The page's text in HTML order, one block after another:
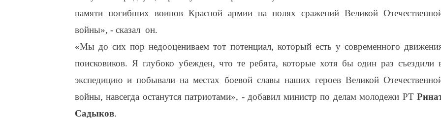
памяти погибших воинов Красной армии на полях сражений Великой
войны», - сказал он.
«Мы до сих пор недооцениваем тот потенциал, который есть у современного
поисковиков. Я глубоко убежден, что те ребята, которые хотя бы один раз съездили
экспедицию и побывали на местах боевой славы наших героев Великой
войны, навсегда останутся патриотами», - добавил министр по делам молодежи РТ
Садыков.